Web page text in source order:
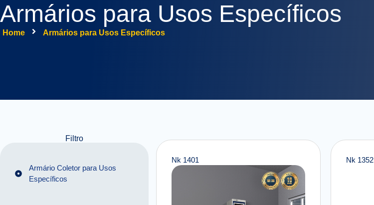
Armários para Usos Específicos
Home Armários para Usos Específicos
Filtro
Armário Coletor para Usos
Específicos
Nk 1401 Nk 1352